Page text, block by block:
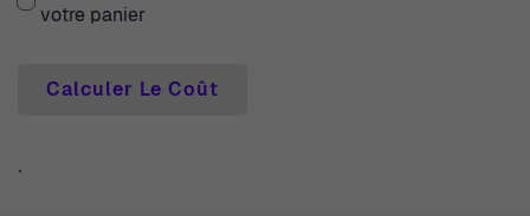
votre panier
Calculer Le Coût
`